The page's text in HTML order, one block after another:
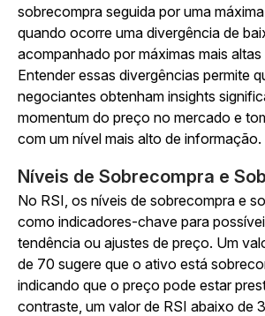
sobrecompra seguida por uma
quando ocorre uma divergência de
acompanhado por máximas mais
Entender essas divergências permite
negociantes obtenham insights
momentum do preço no mercado e
com um nível mais alto de informação.
Níveis de Sobrecompra e
No RSI, os níveis de sobrecompra e
como indicadores-chave para
tendência ou ajustes de preço. Um
de 70 sugere que o ativo está
indicando que o preço pode estar
contraste, um valor de RSI abaixo de